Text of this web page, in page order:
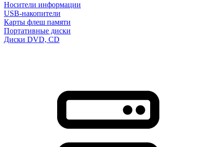
Носители информации
USB-накопители
Карты флеш памяти
Портативные диски
Диски DVD, CD